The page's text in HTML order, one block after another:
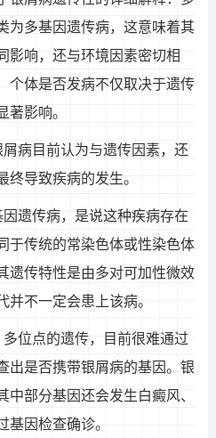
为多基因遗传病，这意味着其
影响，还与环境因素密切相
个体是否发病不仅取决于遗传
著影响。
病目前认为与遗传因素，还
终导致疾病的发生。
遗传病，是说这种疾病存在
于传统的常染色体或性染色体
遗传特性是由多对可加性微效
并不一定会患上该病。
位点的遗传，目前很难通过
出是否携带银屑病的基因。银
中部分基因还会发生白癜风、
基因检查确诊。